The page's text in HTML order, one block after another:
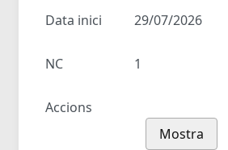
Data inici 29/07/2026
NC 1
Accions
Mostra